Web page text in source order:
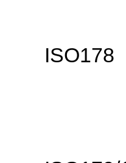
ISO178